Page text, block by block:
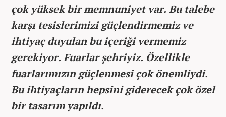
çok yüksek bir memnuniyet var. Bu talebe
karşı tesislerimizi güçlendirmemiz ve
ihtiyaç duyulan bu içeriği vermemiz
gerekiyor. Fuarlar şehriyiz. Özellikle
fuarlarımızın güçlenmesi çok önemliydi.
Bu ihtiyaçların hepsini giderecek çok özel
bir tasarım yapıldı.